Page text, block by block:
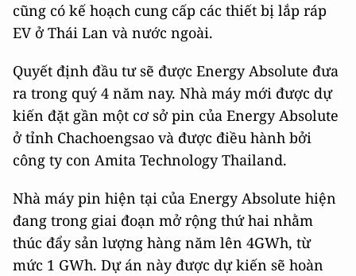
cũng có kế hoạch cung cấp các thiết bị lắp ráp
EV ở Thái Lan và nước ngoài.
Quyết định đầu tư sẽ được Energy Absolute đưa
ra trong quý 4 năm nay. Nhà máy mới được dự
kiến đặt gần một cơ sở pin của Energy Absolute
ở tỉnh Chachoengsao và được điều hành bởi
công ty con Amita Technology Thailand.
Nhà máy pin hiện tại của Energy Absolute hiện
đang trong giai đoạn mở rộng thứ hai nhằm
thúc đẩy sản lượng hàng năm lên 4GWh, từ
mức 1 GWh. Dự án này được dự kiến sẽ hoàn